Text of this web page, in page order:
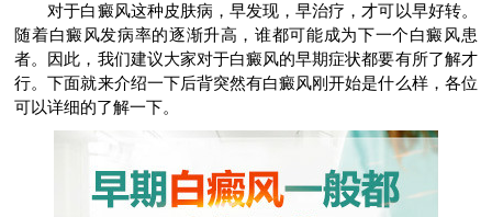
对于白癜风这种皮肤病，早发现，早治疗，才可以早好转。
随着白癜风发病率的逐渐升高，谁都可能成为下一个白癜风患
者。因此，我们建议大家对于白癜风的早期症状都要有所了解才
行。下面就来介绍一下后背突然有白癜风刚开始是什么样，各位
可以详细的了解一下。